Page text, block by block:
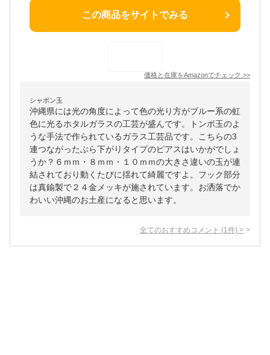
この商品をサイトでみる
価格と在庫をAmazonでチェック >>
シャボン玉
沖縄県には光の角度によって色の光り方がブルー系の虹
色に光るホタルガラスの工芸が盛んです。トンボ玉のよ
うな手法で作られているガラス工芸品です。こちらの3
連つながったぶら下がりタイプのピアスはいかがでしょ
うか？６ｍｍ・８ｍｍ・１０ｍｍの大きさ違いの玉が連
結されており動くたびに揺れて綺麗ですよ。フック部分
は真鍮製で２４金メッキが施されています。お洒落でか
わいい沖縄のお土産になると思います。
全てのおすすめコメント (1 件) >